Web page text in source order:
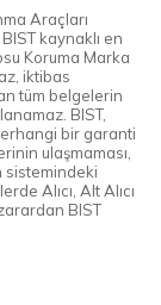
Araçları
kaynaklı en
Koruma Marka
iktibas
tüm belgelerin
BIST,
bir garanti
ulaşmaması,
sistemindeki
Alıcı, Alt Alıcı
BIST